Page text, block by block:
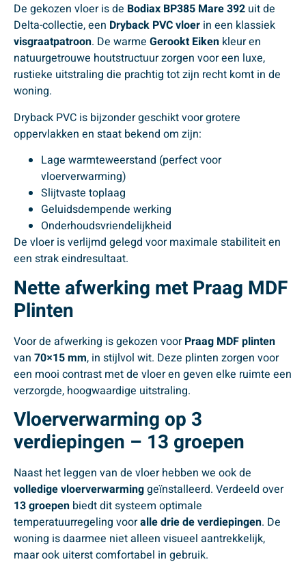
De gekozen vloer is de Bodiax BP385 Mare 392 uit de
Delta-collectie, een Dryback PVC vloer in een klassiek
visgraatpatroon. De warme Gerookt Eiken kleur en
natuurgetrouwe houtstructuur zorgen voor een luxe,
rustieke uitstraling die prachtig tot zijn recht komt in de
woning.
Dryback PVC is bijzonder geschikt voor grotere
oppervlakken en staat bekend om zijn:
Lage warmteweerstand (perfect voor
vloerverwarming)
Slijtvaste toplaag
Geluidsdempende werking
Onderhoudsvriendelijkheid
De vloer is verlijmd gelegd voor maximale stabiliteit en
een strak eindresultaat.
Nette afwerking met Praag MDF
Plinten
Voor de afwerking is gekozen voorPraag MDF plinten
van 70×15 mm, in stijlvol wit. Deze plinten zorgen voor
een mooi contrast met de vloer en geven elke ruimte een
verzorgde, hoogwaardige uitstraling.
Vloerverwarming op 3
verdiepingen – 13 groepen
Naast het leggen van de vloer hebben we ook de
volledige vloerverwarminggeïnstalleerd. Verdeeld over
13 groepen biedt dit systeem optimale
temperatuurregeling vooralle drie de verdiepingen. De
woning is daarmee niet alleen visueel aantrekkelijk,
maar ook uiterst comfortabel in gebruik.